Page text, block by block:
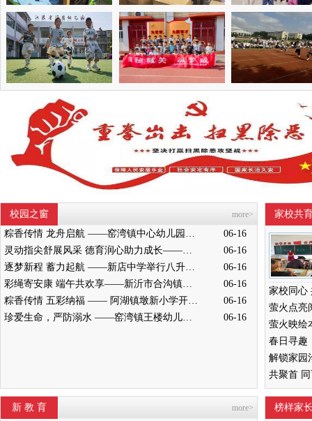
校园之窗 more>
粽香传情 龙舟启航 ——窑湾镇中心幼儿园中班开展端午节赛龙舟活动
06-16
灵动指尖舒展风采 德育润心助力成长——墨河中心小学举行五年级桌面操展示活动
06-16
逐梦新程 蓄力起航 ——新店中学举行八升九成长奋进仪式
06-16
彩绳寄安康 端午共欢享——新沂市合沟镇中心幼儿园开展端午节活动
06-16
粽香传情 五彩纳福 —— 阿湖镇墩新小学开展端午主题民俗活动
06-16
珍爱生命，严防溺水 ——窑湾镇王楼幼儿园开展防溺水安全演练活动
06-16
家校共
新 教 育 more>
榜样家